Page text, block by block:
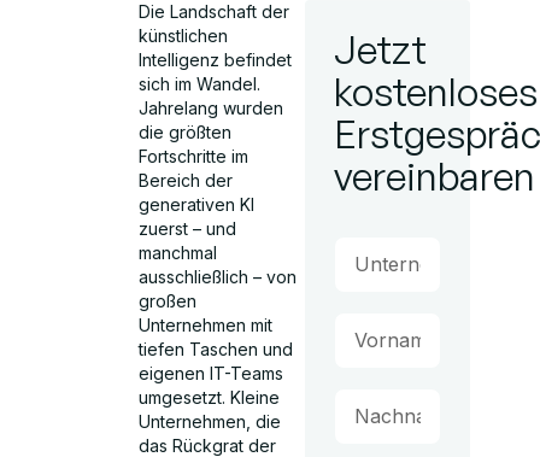
Die Landschaft der
künstlichen
Intelligenz befindet
sich im Wandel.
Jahrelang wurden
die größten
Fortschritte im
Bereich der
generativen KI
zuerst – und
manchmal
ausschließlich – von
großen
Unternehmen mit
tiefen Taschen und
eigenen IT-Teams
umgesetzt. Kleine
Unternehmen, die
das Rückgrat der
Jetzt
kostenloses
vereinbaren